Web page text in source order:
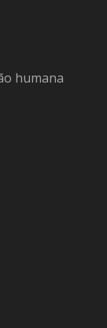
humana